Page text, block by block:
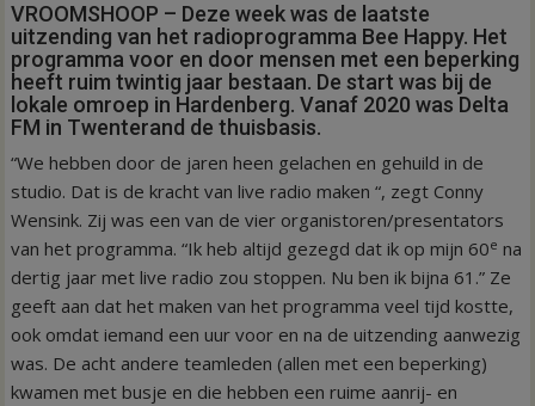
VROOMSHOOP – Deze week was de laatste
uitzending van het radioprogramma Bee Happy. Het
programma voor en door mensen met een beperking
heeft ruim twintig jaar bestaan. De start was bij de
lokale omroep in Hardenberg. Vanaf 2020 was Delta
FM in Twenterand de thuisbasis.
“We hebben door de jaren heen gelachen en gehuild in de
studio. Dat is de kracht van live radio maken “, zegt Conny
Wensink. Zij was een van de vier organistoren/presentators
van het programma. “Ik heb altijd gezegd dat ik op mijn 60e na
dertig jaar met live radio zou stoppen. Nu ben ik bijna 61.” Ze
geeft aan dat het maken van het programma veel tijd kostte,
ook omdat iemand een uur voor en na de uitzending aanwezig
was. De acht andere teamleden (allen met een beperking)
kwamen met busje en die hebben een ruime aanrij- en